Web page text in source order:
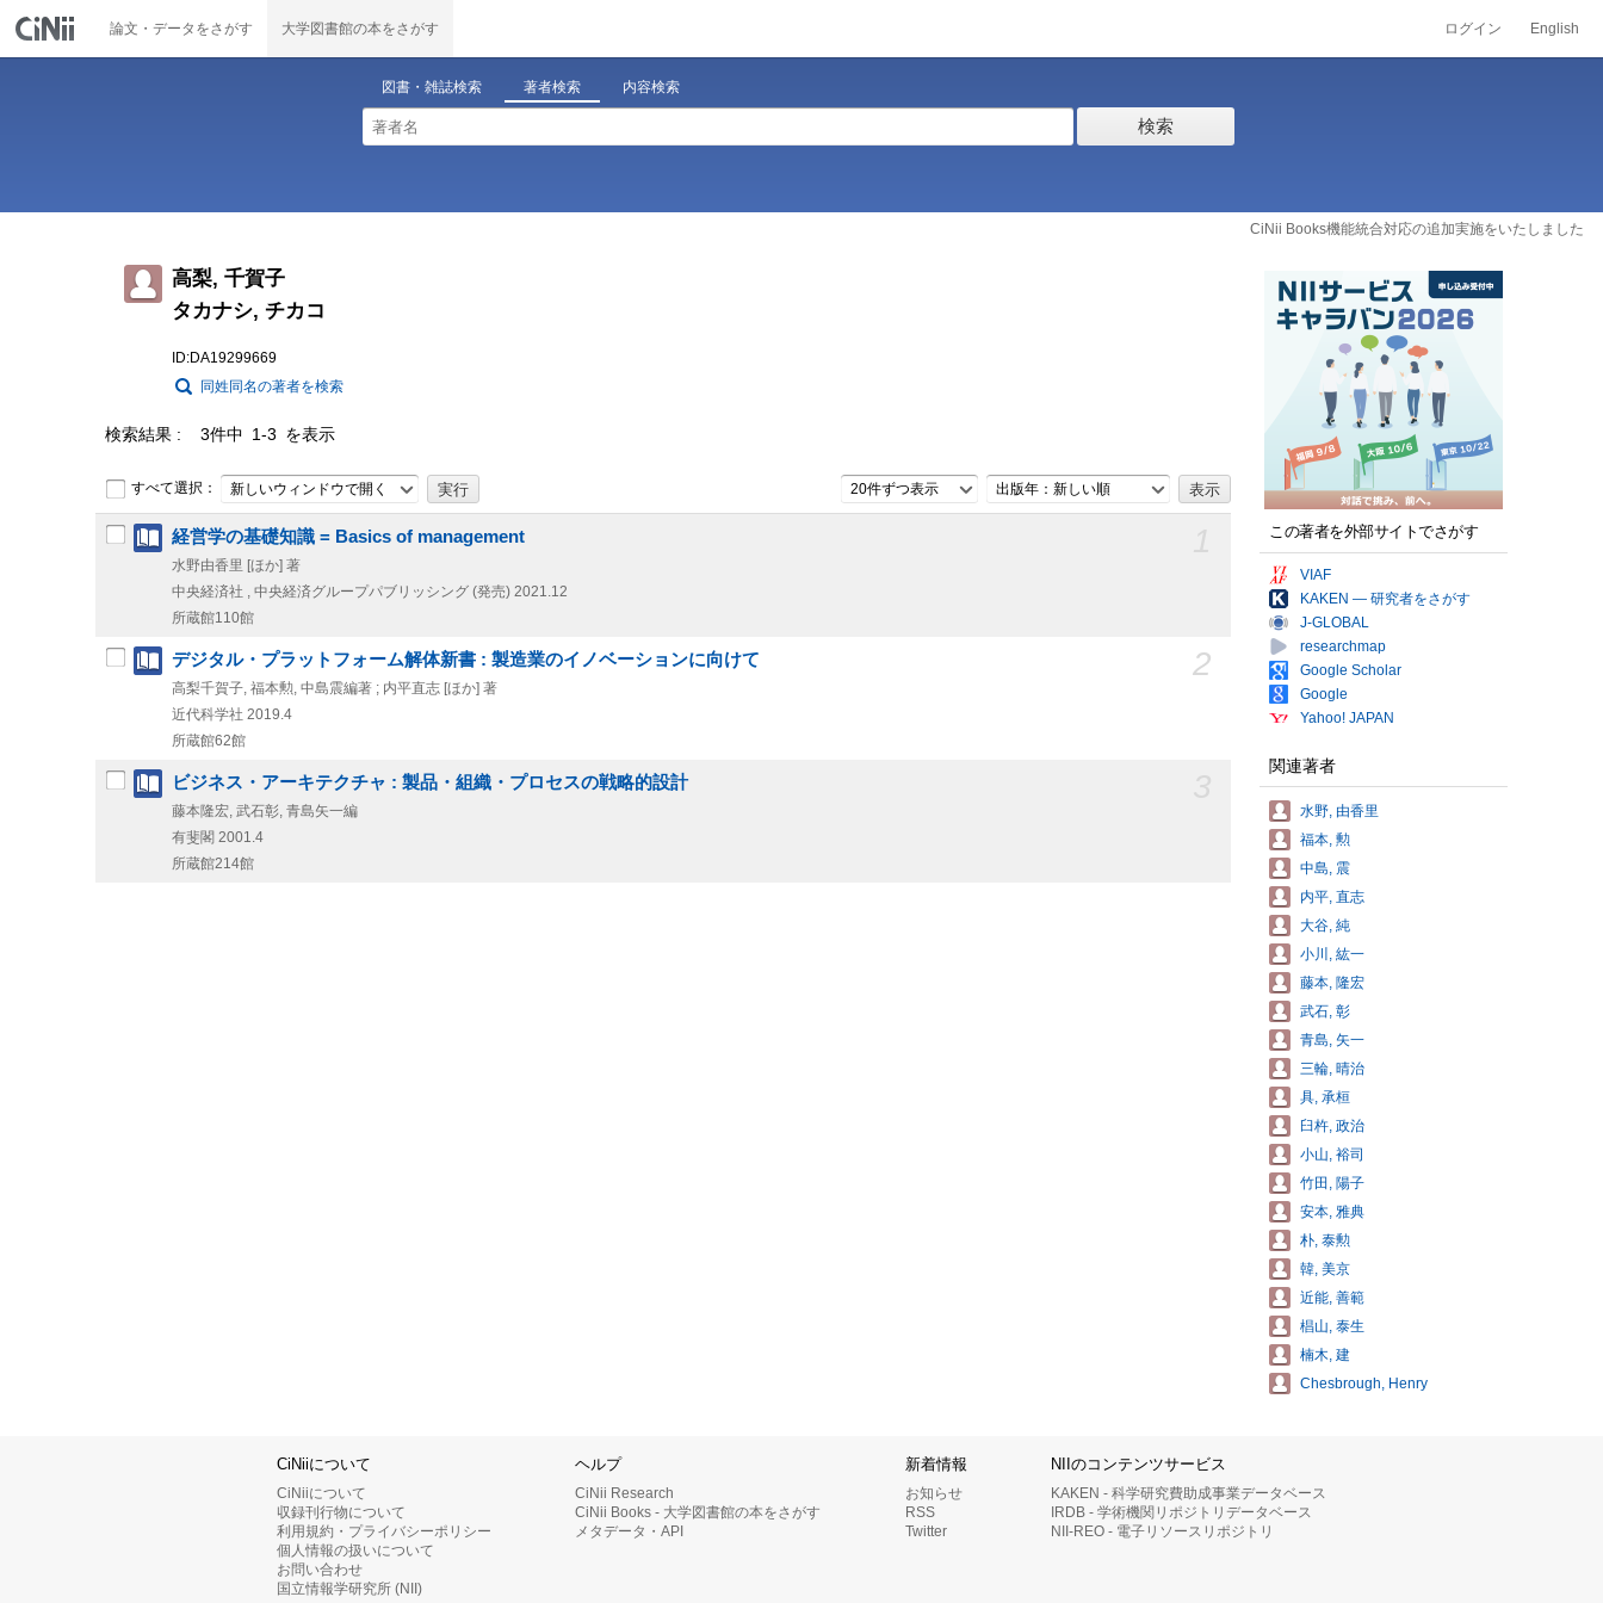
論文・データをさがす 大学図書館の本をさがす ログイン English
図書・雑誌検索 著者検索 内容検索
検索
CiNii Books機能統合対応の追加実施をいたしました
高梨, 千賀子
タカナシ, チカコ
ID:DA19299669
同姓同名の著者を検索
検索結果 3件中 1-3 を表示
すべて選択： 新しいウィンドウで開く 20件ずつ表示 出版年：新しい順
経営学の基礎知識 = Basics of management
水野由香里 [ほか] 著
中央経済社 , 中央経済グループパブリッシング (発売) 2021.12
所蔵館110館
2
デジタル・プラットフォーム解体新書 : 製造業のイノベーションに向けて
高梨千賀子, 福本勲, 中島震編著 ; 内平直志 [ほか] 著
近代科学社 2019.4
所蔵館62館
ビジネス・アーキテクチャ : 製品・組織・プロセスの戦略的設計
藤本隆宏, 武石彰, 青島矢一編
有斐閣 2001.4
所蔵館214館
この著者を外部サイトでさがす
VIAF
KAKEN — 研究者をさがす
J-GLOBAL
researchmap
Google Scholar
Google
Yahoo! JAPAN
関連著者
水野, 由香里
福本, 勲
中島, 震
内平, 直志
大谷, 純
小川, 紘一
藤本, 隆宏
武石, 彰
青島, 矢一
三輪, 晴治
具, 承桓
臼杵, 政治
小山, 裕司
竹田, 陽子
安本, 雅典
朴, 泰勲
韓, 美京
近能, 善範
椙山, 泰生
楠木, 建
Chesbrough, Henry
CiNiiについて
CiNiiについて
収録刊行物について
利用規約・プライバシーポリシー
個人情報の扱いについて
お問い合わせ
国立情報学研究所 (NII)
ヘルプ
CiNii Research
CiNii Books - 大学図書館の本をさがす
メタデータ・API
新着情報
お知らせ
RSS
Twitter
NIIのコンテンツサービス
KAKEN - 科学研究費助成事業データベース
IRDB - 学術機関リポジトリデータベース
NII-REO - 電子リソースリポジトリ